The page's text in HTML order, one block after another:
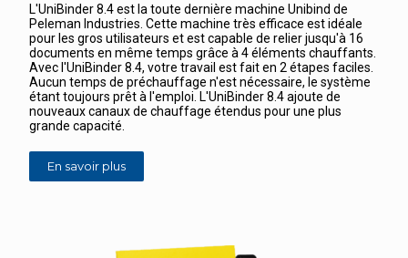
L'UniBinder 8.4 est la toute dernière machine Unibind de
Peleman Industries. Cette machine très efficace est idéale
pour les gros utilisateurs et est capable de relier jusqu'à 16
documents en même temps grâce à 4 éléments chauffants.
Avec l'UniBinder 8.4, votre travail est fait en 2 étapes faciles.
Aucun temps de préchauffage n'est nécessaire, le système
étant toujours prêt à l'emploi. L'UniBinder 8.4 ajoute de
nouveaux canaux de chauffage étendus pour une plus
grande capacité.
En savoir plus